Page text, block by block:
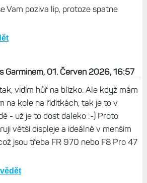
Vam poziva lip, protoze spatne
Garminem, 01. Červen 2026, 16:57
vidím hůř na blízko. Ale když mám
na kole na řídítkách, tak je to v
- už je to dost daleko :-) Proto
větší displeje a ideálně v menším
jsou třeba FR 970 nebo F8 Pro 47